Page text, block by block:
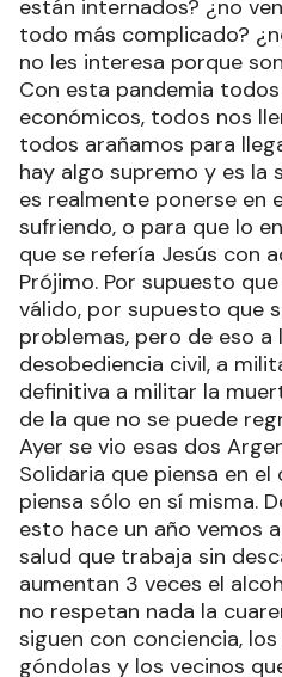
están internados? ¿no
todo más complicado?
no les interesa porque
Con esta pandemia
económicos, todos nos
todos arañamos para
hay algo supremo y es la
es realmente ponerse en
sufriendo, o para que lo
que se refería Jesús con
Prójimo. Por supuesto
válido, por supuesto que
problemas, pero de eso a
desobediencia civil, a
definitiva a militar la
de la que no se puede
Ayer se vio esas dos
Solidaria que piensa en
piensa sólo en sí misma.
esto hace un año vemos
salud que trabaja sin
aumentan 3 veces el
no respetan nada la
siguen con conciencia,
góndolas y los vecinos